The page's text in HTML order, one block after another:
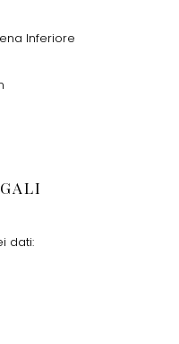
Inferiore
dati: